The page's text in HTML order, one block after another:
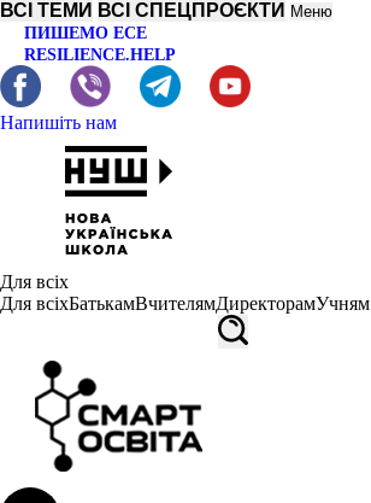
ВСІ ТЕМИ ВСІ СПЕЦПРОЄКТИ Меню
ПИШЕМО ЕСЕ
RESILIENCE.HELP
Напишіть нам
Для всіх
Для всіхБатькамВчителямДиректорамУчням